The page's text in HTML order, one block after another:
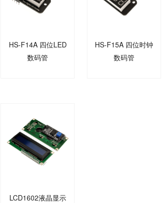
HS-F14A 四位LED
数码管
HS-F15A 四位时钟
数码管
LCD1602液晶显示